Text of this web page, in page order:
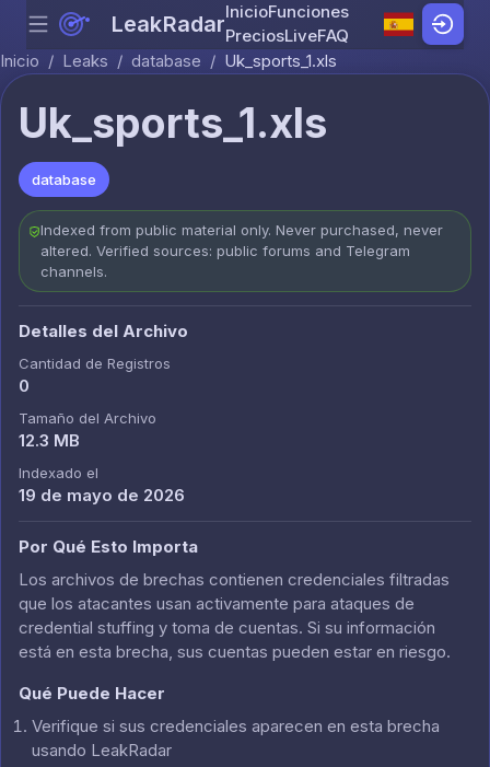
Skip to content
Menu LeakRadarInicioFunciones
PreciosLiveFAQ
Inicio / Leaks / database / Uk_sports_1.xls
Uk_sports_1.xls
database
Indexed from public material only. Never purchased, never
altered. Verified sources: public forums and Telegram
channels.
Detalles del Archivo
Cantidad de Registros
0
Tamaño del Archivo
12.3 MB
Indexado el
19 de mayo de 2026
Por Qué Esto Importa
Los archivos de brechas contienen credenciales filtradas
que los atacantes usan activamente para ataques de
credential stuffing y toma de cuentas. Si su información
está en esta brecha, sus cuentas pueden estar en riesgo.
Qué Puede Hacer
Verifique si sus credenciales aparecen en esta brecha
usando LeakRadar